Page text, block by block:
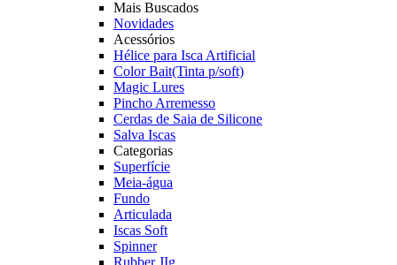
Mais Buscados
Novidades
Acessórios
Hélice para Isca Artificial
Color Bait(Tinta p/soft)
Magic Lures
Pincho Arremesso
Cerdas de Saia de Silicone
Salva Iscas
Categorias
Superfície
Meia-água
Fundo
Articulada
Iscas Soft
Spinner
Rubber JIg